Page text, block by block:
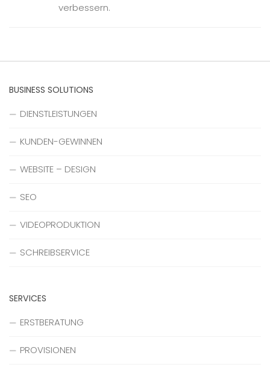
verbessern.
BUSINESS SOLUTIONS
DIENSTLEISTUNGEN
KUNDEN-GEWINNEN
WEBSITE – DESIGN
SEO
VIDEOPRODUKTION
SCHREIBSERVICE
SERVICES
ERSTBERATUNG
PROVISIONEN